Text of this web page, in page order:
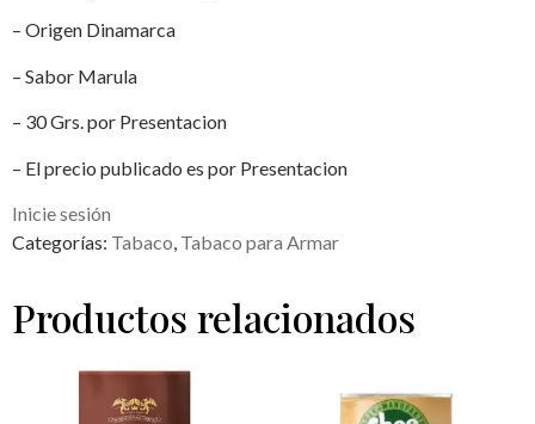
– Origen Dinamarca
– Sabor Marula
– 30 Grs. por Presentacion
– El precio publicado es por Presentacion
Inicie sesión
Categorías: Tabaco, Tabaco para Armar
Productos relacionados